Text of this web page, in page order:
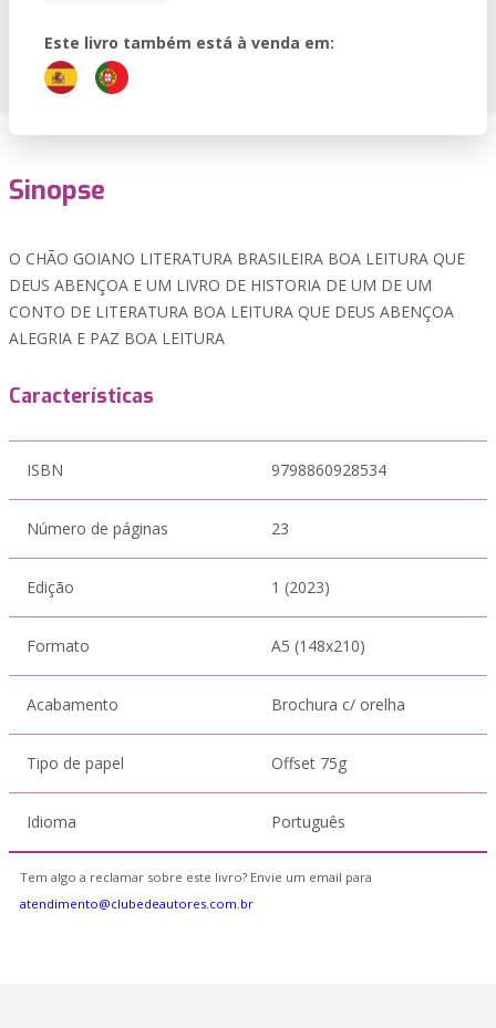
Este livro também está à venda em:
Sinopse
O CHÃO GOIANO LITERATURA BRASILEIRA BOA LEITURA QUE
DEUS ABENÇOA E UM LIVRO DE HISTORIA DE UM DE UM
CONTO DE LITERATURA BOA LEITURA QUE DEUS ABENÇOA
ALEGRIA E PAZ BOA LEITURA
Características
ISBN 9798860928534
Número de páginas 23
Edição 1 (2023)
Formato A5 (148x210)
Acabamento Brochura c/ orelha
Tipo de papel Offset 75g
Idioma Português
Tem algo a reclamar sobre este livro? Envie um email para
atendimento@clubedeautores.com.br